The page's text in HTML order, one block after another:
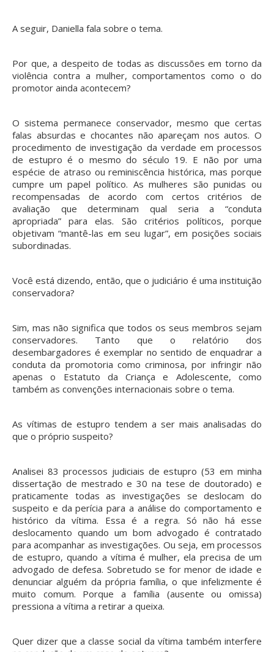
A seguir, Daniella fala sobre o tema.
Por que, a despeito de todas as discussões em torno da
violência contra a mulher, comportamentos como o do
promotor ainda acontecem?
O sistema permanece conservador, mesmo que certas
falas absurdas e chocantes não apareçam nos autos. O
procedimento de investigação da verdade em processos
de estupro é o mesmo do século 19. E não por uma
espécie de atraso ou reminiscência histórica, mas porque
cumpre um papel político. As mulheres são punidas ou
recompensadas de acordo com certos critérios de
avaliação que determinam qual seria a “conduta
apropriada” para elas. São critérios políticos, porque
objetivam “mantê-las em seu lugar”, em posições sociais
subordinadas.
Você está dizendo, então, que o judiciário é uma instituição
conservadora?
Sim, mas não significa que todos os seus membros sejam
conservadores. Tanto que o relatório dos
desembargadores é exemplar no sentido de enquadrar a
conduta da promotoria como criminosa, por infringir não
apenas o Estatuto da Criança e Adolescente, como
também as convenções internacionais sobre o tema.
As vítimas de estupro tendem a ser mais analisadas do
que o próprio suspeito?
Analisei 83 processos judiciais de estupro (53 em minha
dissertação de mestrado e 30 na tese de doutorado) e
praticamente todas as investigações se deslocam do
suspeito e da perícia para a análise do comportamento e
histórico da vítima. Essa é a regra. Só não há esse
deslocamento quando um bom advogado é contratado
para acompanhar as investigações. Ou seja, em processos
de estupro, quando a vítima é mulher, ela precisa de um
advogado de defesa. Sobretudo se for menor de idade e
denunciar alguém da própria família, o que infelizmente é
muito comum. Porque a família (ausente ou omissa)
pressiona a vítima a retirar a queixa.
Quer dizer que a classe social da vítima também interfere